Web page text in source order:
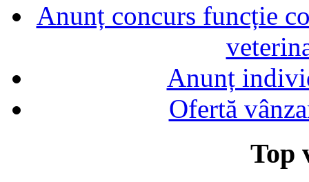
Anunț concurs funcție
Anunț
Ofertă
Top